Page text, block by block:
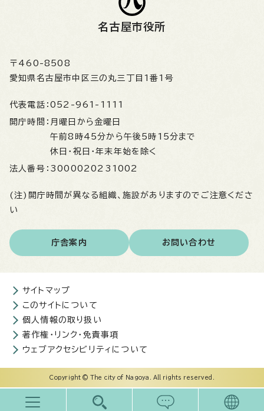
名古屋市役所
〒460-8508
愛知県名古屋市中区三の丸三丁目1番1号
代表電話： 052-961-1111
開庁時間： 月曜日から金曜日
午前8時45分から午後5時15分まで
休日・祝日・年末年始を除く
法人番号： 3000020231002
(注)開庁時間が異なる組織、施設がありますのでご注意くださ
い
庁舎案内 お問い合わせ
サイトマップ
このサイトについて
個人情報の取り扱い
著作権・リンク・免責事項
ウェブアクセシビリティについて
Copyright © The city of Nagoya. All rights reserved.